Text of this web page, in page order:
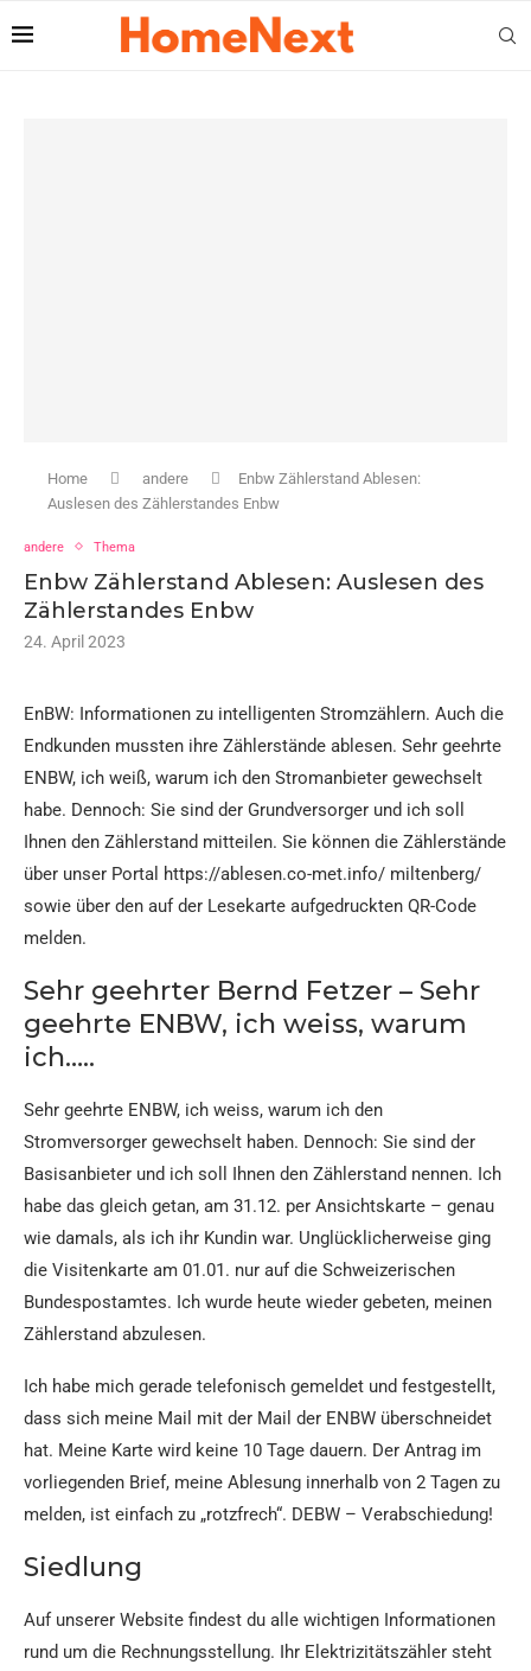
Home andere
Enbw Zählerstand Ablesen:
Auslesen des Zählerstandes Enbw
andere Thema
Enbw Zählerstand Ablesen: Auslesen des
Zählerstandes Enbw
24. April 2023
EnBW: Informationen zu intelligenten Stromzählern. Auch die
Endkunden mussten ihre Zählerstände ablesen. Sehr geehrte
ENBW, ich weiß, warum ich den Stromanbieter gewechselt
habe. Dennoch: Sie sind der Grundversorger und ich soll
Ihnen den Zählerstand mitteilen. Sie können die Zählerstände
über unser Portal https://ablesen.co-met.info/ miltenberg/
sowie über den auf der Lesekarte aufgedruckten QR-Code
melden.
Sehr geehrter Bernd Fetzer – Sehr
geehrte ENBW, ich weiss, warum
ich…..
Sehr geehrte ENBW, ich weiss, warum ich den
Stromversorger gewechselt haben. Dennoch: Sie sind der
Basisanbieter und ich soll Ihnen den Zählerstand nennen. Ich
habe das gleich getan, am 31.12. per Ansichtskarte – genau
wie damals, als ich ihr Kundin war. Unglücklicherweise ging
die Visitenkarte am 01.01. nur auf die Schweizerischen
Bundespostamtes. Ich wurde heute wieder gebeten, meinen
Zählerstand abzulesen.
Ich habe mich gerade telefonisch gemeldet und festgestellt,
dass sich meine Mail mit der Mail der ENBW überschneidet
hat. Meine Karte wird keine 10 Tage dauern. Der Antrag im
vorliegenden Brief, meine Ablesung innerhalb von 2 Tagen zu
melden, ist einfach zu „rotzfrech“. DEBW – Verabschiedung!
Siedlung
Auf unserer Website findest du alle wichtigen Informationen
rund um die Rechnungsstellung. Ihr Elektrizitätszähler steht